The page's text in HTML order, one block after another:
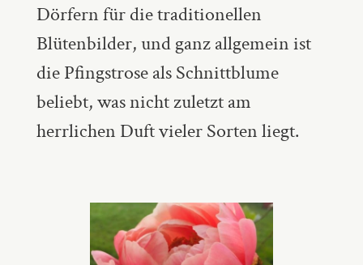
Dörfern für die traditionellen
Blütenbilder, und ganz allgemein ist
die Pfingstrose als Schnittblume
beliebt, was nicht zuletzt am
herrlichen Duft vieler Sorten liegt.